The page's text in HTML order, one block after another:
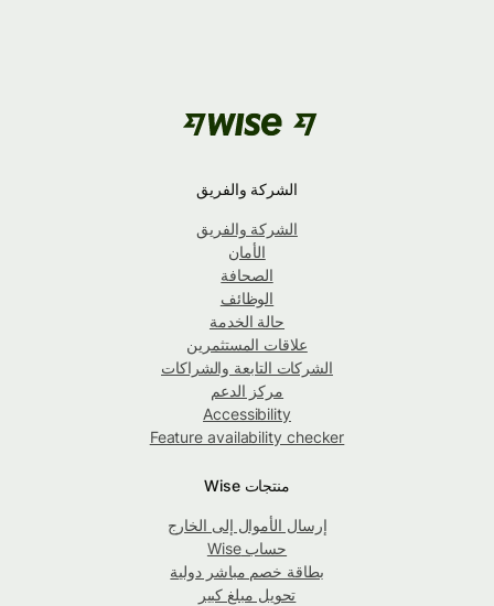
الشركة والفريق
الشركة والفريق
الأمان
الصحافة
الوظائف
حالة الخدمة
علاقات المستثمرين
الشركات التابعة والشراكات
مركز الدعم
Accessibility
Feature availability checker
منتجات Wise
إرسال الأموال إلى الخارج
حساب Wise
بطاقة خصم مباشر دولية
تحويل مبلغ كبير